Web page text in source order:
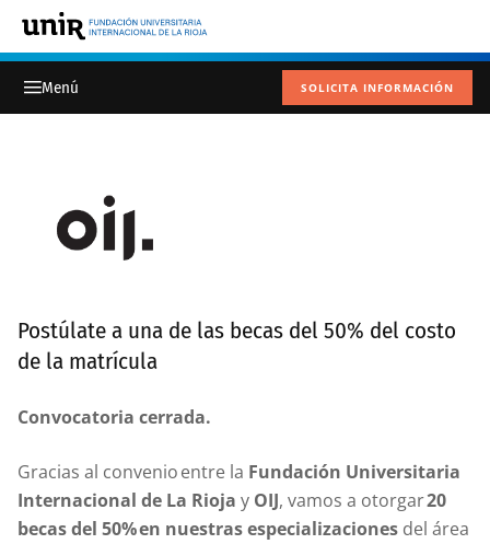
SOLICITA INFORMACIÓN
Postúlate a una de las becas del 50% del costo
de la matrícula
Convocatoria cerrada.
Gracias al convenio entre la Fundación Universitaria
Internacional de La Rioja y OIJ, vamos a otorgar20
becas del 50% en nuestras especializaciones del área